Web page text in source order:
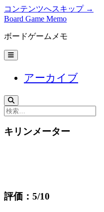
コンテンツへスキップ →
Board Game Memo
ボードゲームメモ
メ
開
く
アーカイブ
検
キリンメーター
評価：5/10